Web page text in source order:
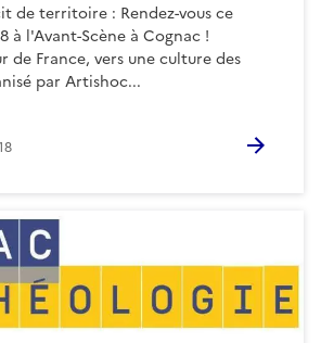
de territoire : Rendez-vous ce
à l'Avant-Scène à Cognac !
de France, vers une culture des
par Artishoc...